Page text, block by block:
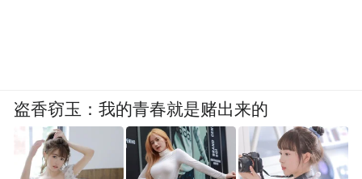
盗香窃玉：我的青春就是赌出来的